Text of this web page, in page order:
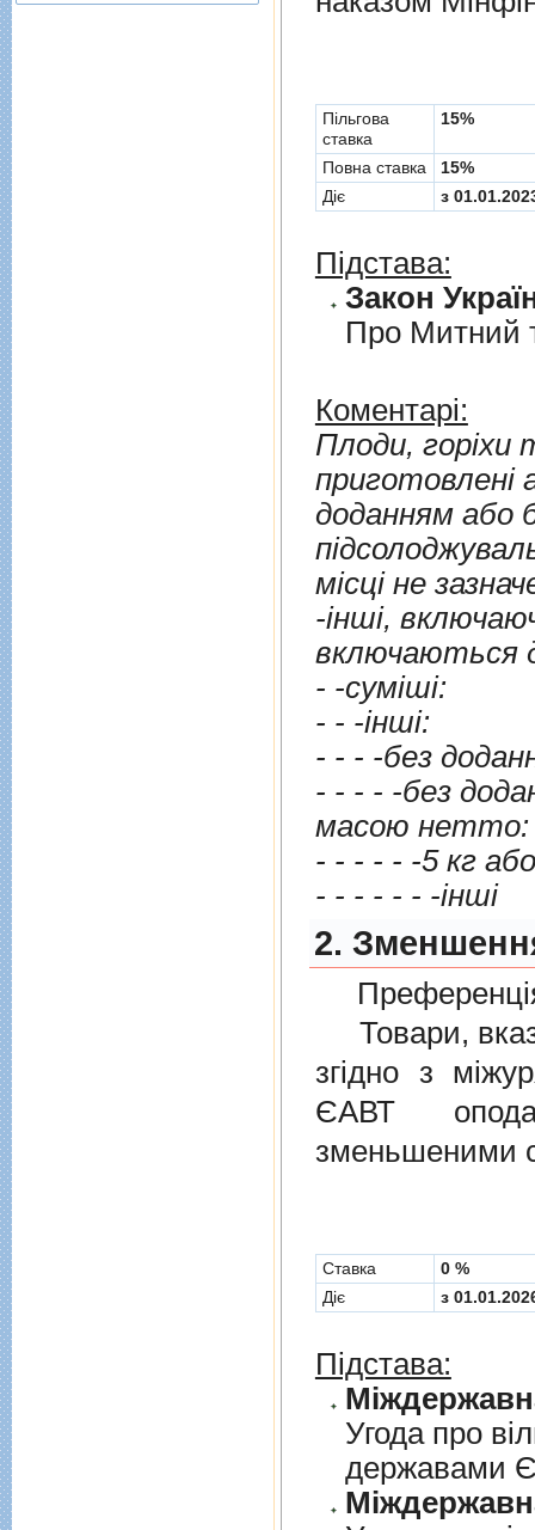
Пільгова
ставка
15%
Повна ставка
15%
Діє
з
Підстава:
Закон
Про Митний
Коментарі:
Плоди, горiхи
приготовленi
доданням або
мiсцi не
-iншi, включаючи
- -сумiшi:
- - -iншi:
- - - -без
- - - - -без додання
масою нетто:
- - - - - -5 кг
- - - - - - -iншi
2.
Товари,
згiдно з
ЄАВТ
зменьшеними
Cтавка
0 %
Діє
з
Підстава:
Угода про
державами